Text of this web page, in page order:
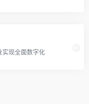
实现全面数字化